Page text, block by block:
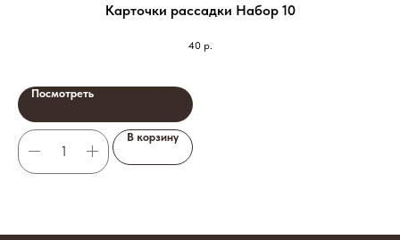
Карточки рассадки Набор 10
40 р.
Посмотреть
В корзину